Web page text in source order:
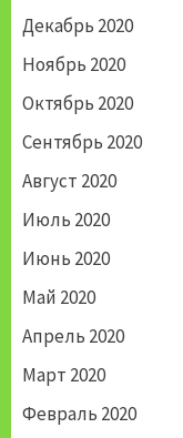
Декабрь 2020
Ноябрь 2020
Октябрь 2020
Сентябрь 2020
Август 2020
Июль 2020
Июнь 2020
Май 2020
Апрель 2020
Март 2020
Февраль 2020